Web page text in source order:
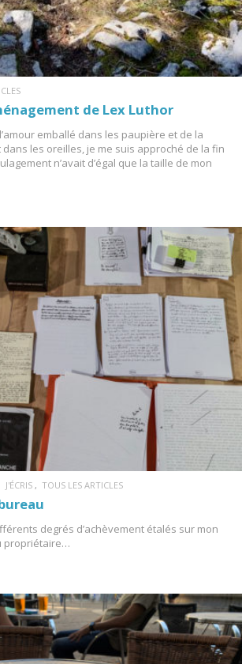
de Lex Luthor
emballé dans les paupière et de la
les oreilles, je me suis approché de la fin
n’avait d’égal que la taille de mon
LIRE LA SUITE
J'ÉCRIS TOUS LES ARTICLES
degrés d’achèvement étalés sur mon
propriétaire…